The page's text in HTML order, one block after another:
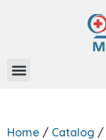
Home / Catalog /